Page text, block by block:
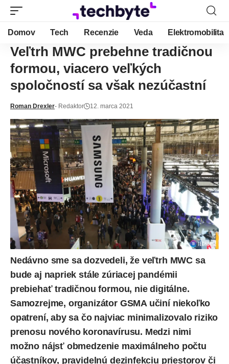
Domov Tech Recenzie Veda Elektromobilita
Veľtrh MWC prebehne tradičnou
formou, viacero veľkých
spoločností sa však nezúčastní
Roman Drexler- Redaktor 12. marca 2021
Nedávno sme sadozvedeli, že veľtrh MWC sa
bude aj napriek stále zúriacej pandémii
prebiehať tradičnou formou, nie digitálne.
Samozrejme, organizátor GSMA učiní niekoľko
opatrení, aby sa čo najviac minimalizovalo riziko
prenosu nového koronavírusu. Medzi nimi
možno nájsť obmedzenie maximálneho počtu
účastníkov, pravidelnú dezinfekciu priestorov či